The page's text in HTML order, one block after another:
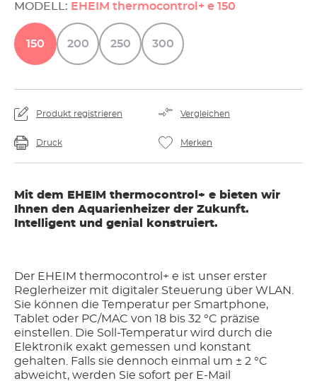
MODELL: EHEIM thermocontrol+ e 150
150 200 250 300
Produkt registrieren Vergleichen
Druck Merken
Mit dem EHEIM thermocontrol+ e bieten wir
Ihnen den Aquarienheizer der Zukunft.
Intelligent und genial konstruiert.
Der EHEIM thermocontrol+ e ist unser erster
Reglerheizer mit digitaler Steuerung über WLAN.
Sie können die Temperatur per Smartphone,
Tablet oder PC/MAC von 18 bis 32 °C präzise
einstellen. Die Soll-Temperatur wird durch die
Elektronik exakt gemessen und konstant
gehalten. Falls sie dennoch einmal um ± 2 °C
abweicht, werden Sie sofort per E-Mail